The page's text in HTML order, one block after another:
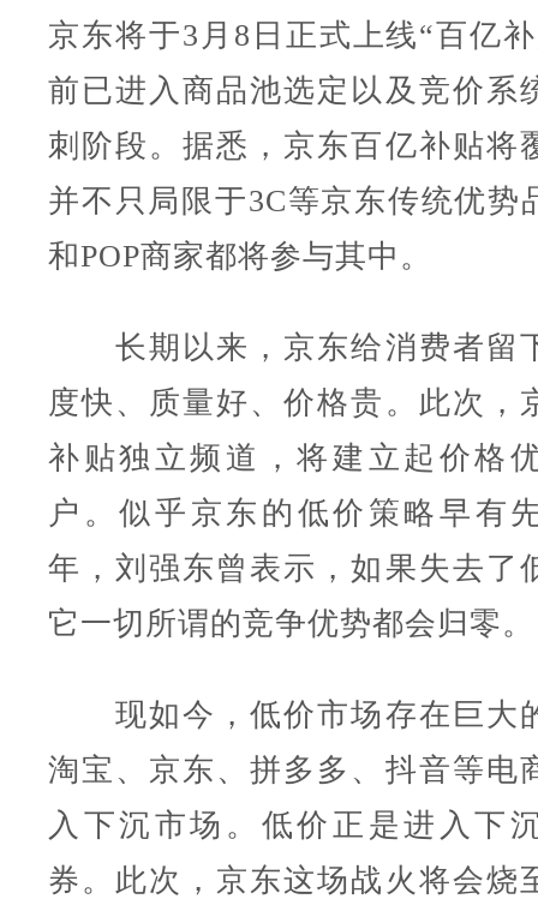
京东将于3月8日正式上线“百亿
前已进入商品池选定以及竞价系
刺阶段。据悉，京东百亿补贴将
并不只局限于3C等京东传统优势
和POP商家都将参与其中。
长期以来，京东给消费者留
度快、质量好、价格贵。此次，
补贴独立频道，将建立起价格
户。似乎京东的低价策略早有
年，刘强东曾表示，如果失去了
它一切所谓的竞争优势都会归零。
现如今，低价市场存在巨大
淘宝、京东、拼多多、抖音等电
入下沉市场。低价正是进入下
券。此次，京东这场战火将会烧